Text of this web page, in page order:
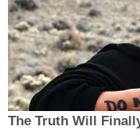
The Truth Will